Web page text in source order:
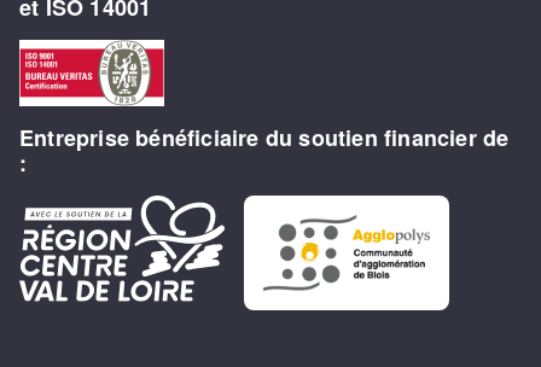
et ISO 14001
Entreprise bénéficiaire du soutien financier de
: